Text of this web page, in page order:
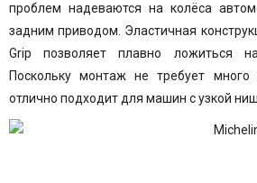
проблем надеваются на колёса
задним приводом. Эластичная
Grip позволяет плавно ложиться
Поскольку монтаж не требует много
отлично подходит для машин с узкой